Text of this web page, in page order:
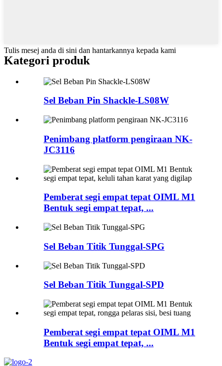
Tulis mesej anda di sini dan hantarkannya kepada kami
Kategori produk
Sel Beban Pin Shackle-LS08W
Penimbang platform pengiraan NK-
JC3116
Pemberat segi empat tepat OIML M1
Bentuk segi empat tepat, ...
Sel Beban Titik Tunggal-SPG
Sel Beban Titik Tunggal-SPD
Pemberat segi empat tepat OIML M1
Bentuk segi empat tepat, ...